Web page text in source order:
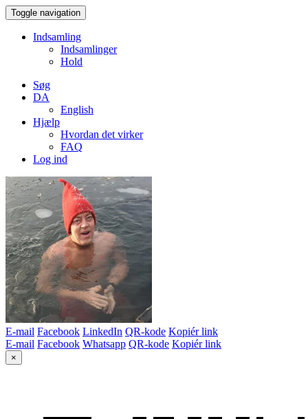
Toggle navigation
Indsamling
Indsamlinger
Hold
Søg
DA
English
Hjælp
Hvordan det virker
FAQ
Log ind
E-mail Facebook LinkedIn QR-kode Kopiér link
E-mail Facebook Whatsapp QR-kode Kopiér link
×